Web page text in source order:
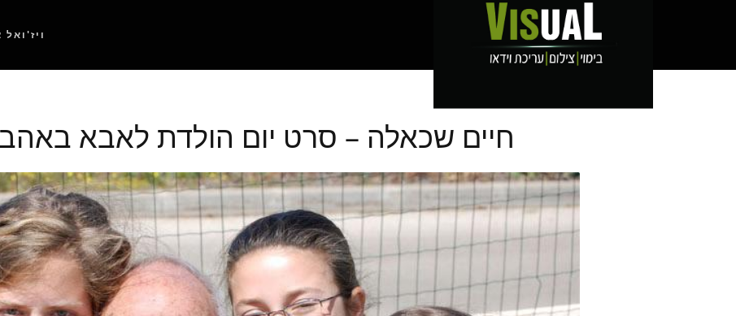
חיים שכאלה – סרט יום הולדת לאבא